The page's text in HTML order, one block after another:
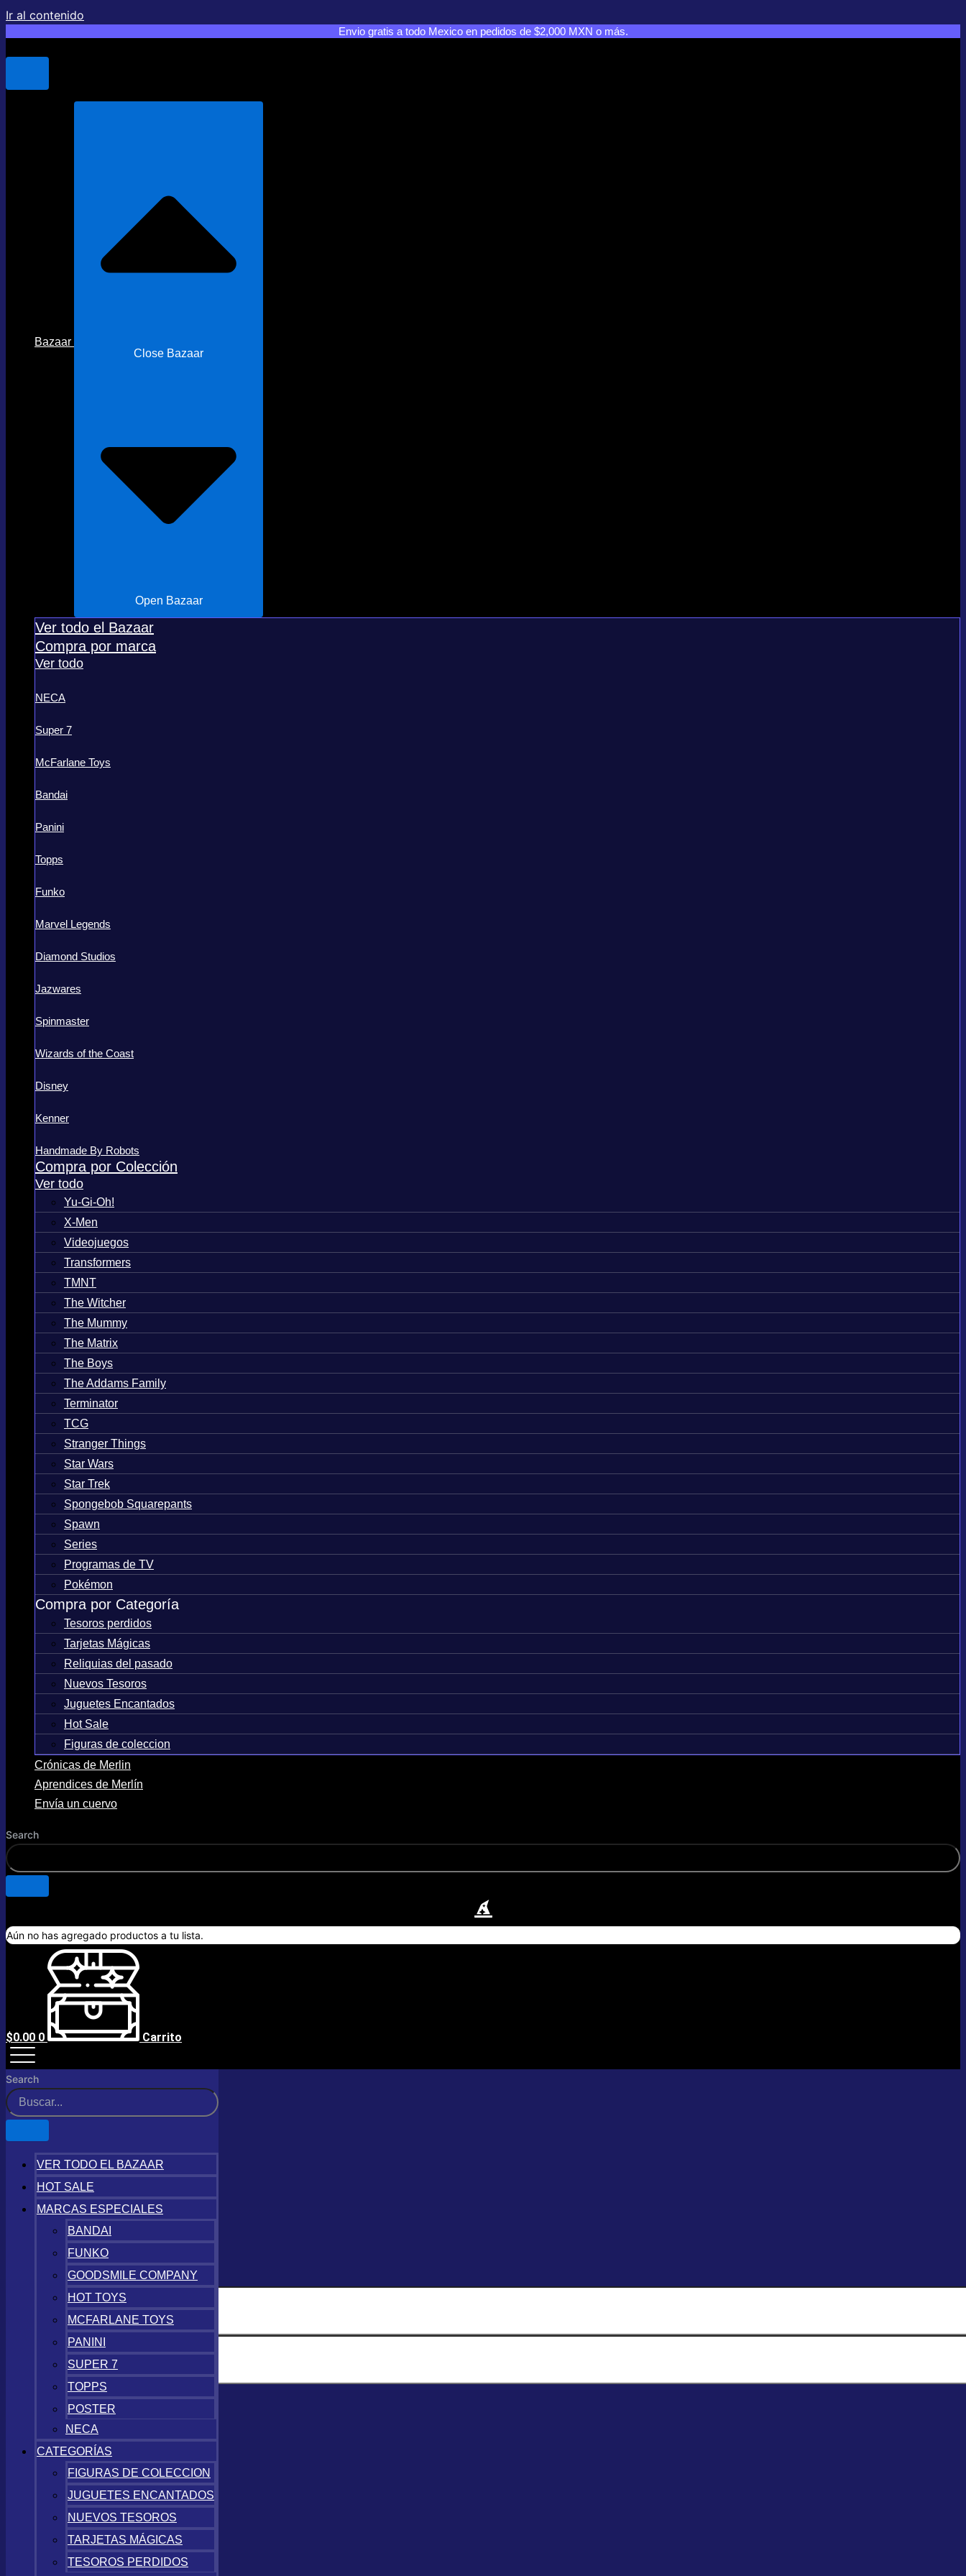
Ir al contenido
Envio gratis a todo Mexico en pedidos de $2,000 MXN o más.
Bazaar
Close Bazaar
Open Bazaar
Ver todo el Bazaar
Compra por marca
Ver todo
NECA
Super 7
McFarlane Toys
Bandai
Panini
Topps
Funko
Marvel Legends
Diamond Studios
Jazwares
Spinmaster
Wizards of the Coast
Disney
Kenner
Handmade By Robots
Compra por Colección
Ver todo
Yu-Gi-Oh!
X-Men
Videojuegos
Transformers
TMNT
The Witcher
The Mummy
The Matrix
The Boys
The Addams Family
Terminator
TCG
Stranger Things
Star Wars
Star Trek
Spongebob Squarepants
Spawn
Series
Programas de TV
Pokémon
Compra por Categoría
Tesoros perdidos
Tarjetas Mágicas
Reliquias del pasado
Nuevos Tesoros
Juguetes Encantados
Hot Sale
Figuras de coleccion
Crónicas de Merlin
Aprendices de Merlín
Envía un cuervo
Search
$0.00 0 Carrito
Search
VER TODO EL BAZAAR
HOT SALE
MARCAS ESPECIALES
BANDAI
FUNKO
GOODSMILE COMPANY
HOT TOYS
MCFARLANE TOYS
PANINI
SUPER 7
TOPPS
POSTER
NECA
CATEGORÍAS
FIGURAS DE COLECCION
JUGUETES ENCANTADOS
NUEVOS TESOROS
TARJETAS MÁGICAS
TESOROS PERDIDOS
TCG
Filtra tus adquisiciones
Colección
Futbol(4)
Pokémon(3)
Anime(3 )
Disney(2)
Magic: The Gathering(1)
Final Fantasy(1)
Videojuegos(1)
Deportes(5)